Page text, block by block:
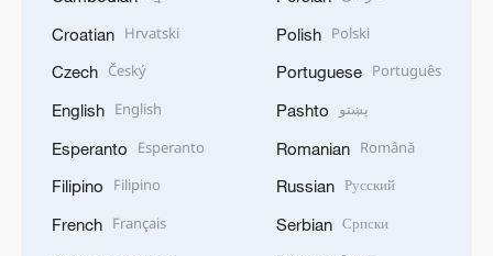
Croatian Hrvatski
Czech Český
English English
Esperanto Esperanto
Filipino Filipino
French Français
Polish Polski
Portuguese Português
Pashto پښتو
Romanian Română
Russian Русский
Serbian Српски